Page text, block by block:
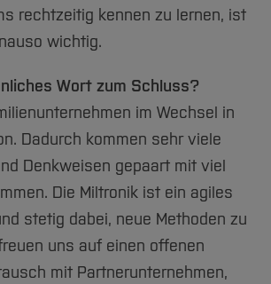
rechtzeitig kennen zu lernen, ist
wichtig.
Wort zum Schluss?
im Wechsel in
Dadurch kommen sehr viele
Denkweisen gepaart mit viel
Die Miltronik ist ein agiles
stetig dabei, neue Methoden zu
uns auf einen offenen
mit Partnerunternehmen,